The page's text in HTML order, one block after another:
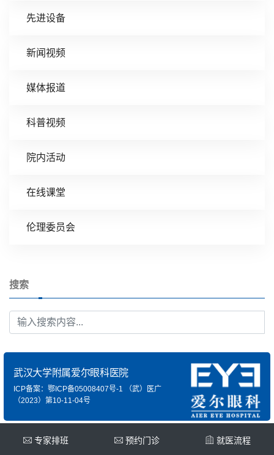
先进设备
新闻视频
媒体报道
科普视频
院内活动
在线课堂
伦理委员会
搜索
武汉大学附属爱尔眼科医院
ICP备案：鄂ICP备05008407号-1 （武）医广
（2023）第10-11-04号
专家排班 预约门诊 就医流程